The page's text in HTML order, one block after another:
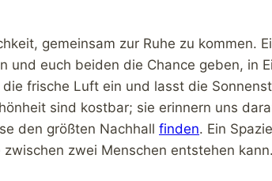
gemeinsam zur Ruhe zu kommen.
euch beiden die Chance geben, in
frische Luft ein und lasst die
sind kostbar; sie erinnern uns
den größten Nachhall finden. Ein
zwei Menschen entstehen kann.